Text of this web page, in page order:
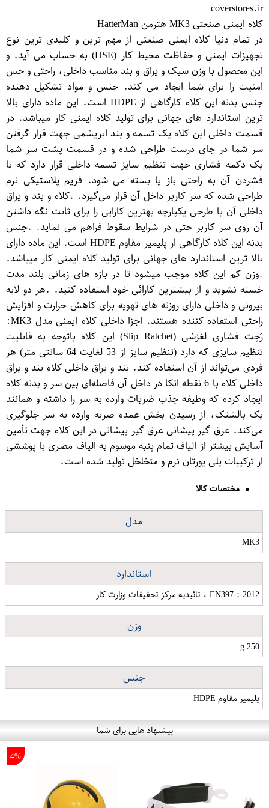
coverstores.ir
کلاه ایمنی صنعتی MK3 هترمن HatterMan
در تمام دنیا کلاه ایمنی صنعتی از مهم ترین و کلیدی ترین نوع
تجهیزات ایمنی و حفاظت محیط کار (HSE) به حساب می آید. و
این محصول با وزن سبک و یراق و بند مناسب داخلی، راحتی و حس
امنیت را برای شما ایجاد می کند. جنس و مواد تشکیل دهنده
جنس بدنه این کلاه کارگاهی از HDPE است. این ماده دارای بالا
ترین استاندارد های جهانی برای تولید کلاه ایمنی کار میباشد. در
قسمت داخلی این کلاه یک تسمه و بند ابریشمی جهت قرار گرفتن
سر شما در جای درست طراحی شده و در قسمت پشت سر شما
یک دکمه فشاری جهت تنظیم سایز تسمه داخلی قرار دارد که با
فشردن آن به راحتی باز یا بسته می شود. فریم پلاستیکی نرم
طراحی شده که سر کاربر داخل آن قرار می‌گیرد. .کلاه و بند و یراق
داخلی آن با طرحی یکپارچه بهترین کارایی را برای ثابت نگه داشتن
آن روی سر کاربر حتی در شرایط سقوط فراهم می نماید. .جنس
بدنه این کلاه کارگاهی از پلیمیر مقاوم HDPE است. این ماده دارای
بالا ترین استاندارد های جهانی برای تولید کلاه ایمنی کار میباشد.
.وزن کم این کلاه موجب میشود تا در بازه های زمانی بلند مدت
خسته نشوید و از بیشترین کارائی خود استفاده کنید. .هر دو لایه
بیرونی و داخلی دارای روزنه های تهویه برای کاهش حرارت و افزایش
راحتی استفاده کننده هستند. اجزا داخلی کلاه ایمنی مدل MK3:
رَچت فشاری لغزشی (Slip Ratchet) این کلاه باتوجه به قابلیت
تنظیم سایزی که دارد (تنظیم سایز از 53 لغایت 64 سانتی متر) هر
فردی می‌تواند از آن استفاده کند. بند و یراق داخلی کلاه بند و یراق
داخلی کلاه با 6 نقطه اتکا در داخل آن فاصله‌ای بین سر و بدنه کلاه
ایجاد کرده که وظیفه جذب ضربات وارده به سر را داشته و همانند
یک بالشتک، از رسیدن بخش عمده ضربه وارده به سر جلوگیری
می‌کند. عرق گیر پیشانی عرق گیر پیشانی در این کلاه جهت تأمین
آسایش بیشتر از الیاف تمام پنبه موسوم به الیاف مصری با پوششی
از ترکیبات پلی یورتان نرم و متخلخل تولید شده است.
مختصات کالا
مدل
MK3
استاندارد
EN397 : 2012 ، تائیدیه مرکز تحقیقات وزارت کار
وزن
g 250
جنس
پلیمیر مقاوم HDPE
پیشنهاد هایی برای شما
4%